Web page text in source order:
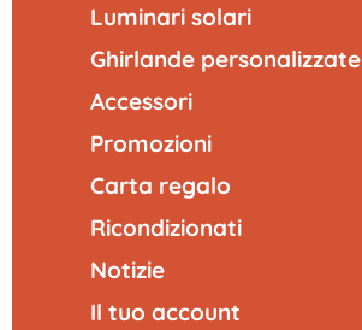
Luminari solari
Ghirlande personalizzate
Accessori
Promozioni
Carta regalo
Ricondizionati
Notizie
Il tuo account